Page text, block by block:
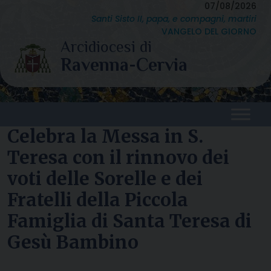
content
07/08/2026
Santi Sisto II, papa, e compagni, martiri
VANGELO DEL GIORNO
Celebra la Messa in S.
Teresa con il rinnovo dei
voti delle Sorelle e dei
Fratelli della Piccola
Famiglia di Santa Teresa di
Gesù Bambino